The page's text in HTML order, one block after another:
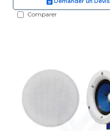
Comparer